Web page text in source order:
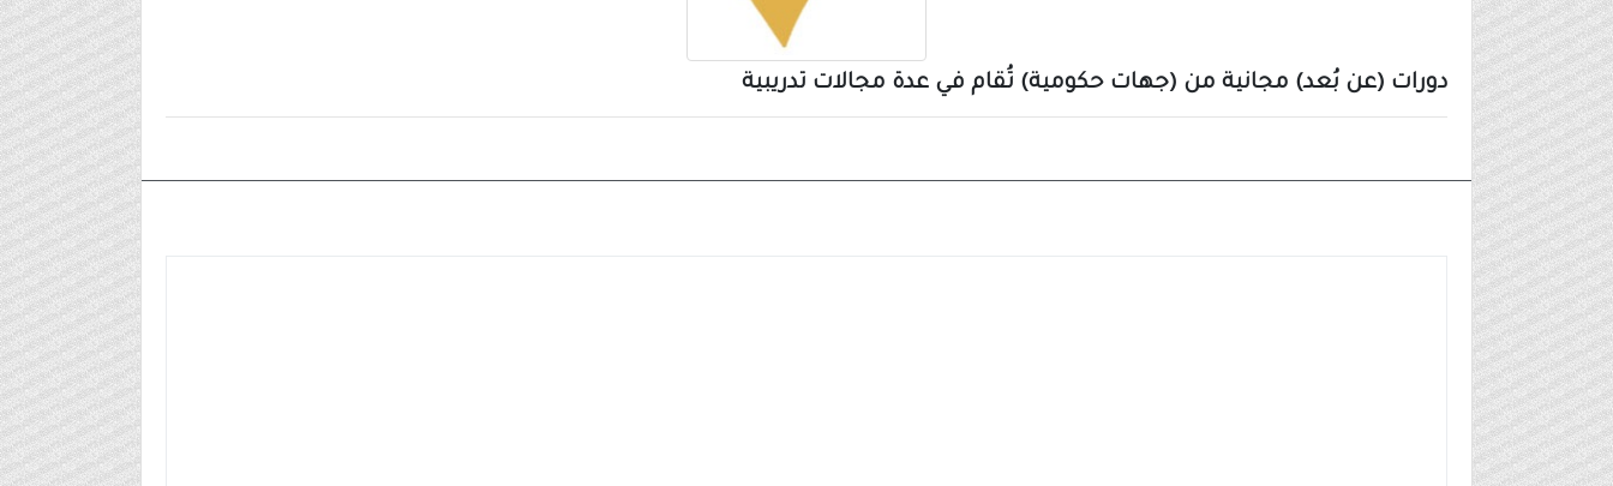
دورات (عن بُعد) مجانية من (جهات حكومية) تُقام في عدة مجالات تدريبية